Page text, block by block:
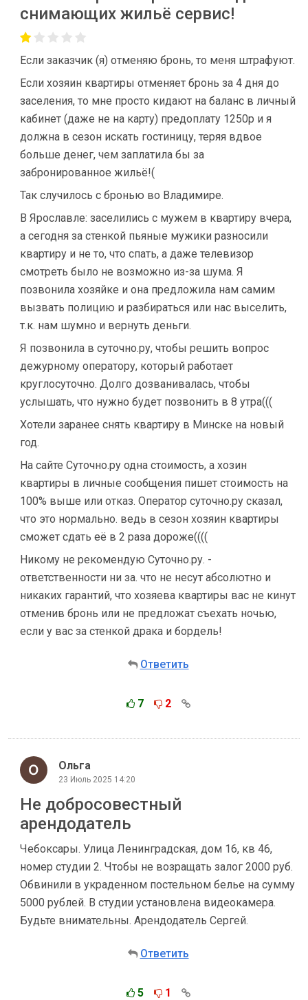
снимающих жильё сервис!
Если заказчик (я) отменяю бронь, то меня штрафуют.
Если хозяин квартиры отменяет бронь за 4 дня до
заселения, то мне просто кидают на баланс в личный
кабинет (даже не на карту) предоплату 1250р и я
должна в сезон искать гостиницу, теряя вдвое
больше денег, чем заплатила бы за
забронированное жильё!(
Так случилось с бронью во Владимире.
В Ярославле: заселились с мужем в квартиру вчера,
а сегодня за стенкой пьяные мужики разносили
квартиру и не то, что спать, а даже телевизор
смотреть было не возможно из-за шума. Я
позвонила хозяйке и она предложила нам самим
вызвать полицию и разбираться или нас выселить,
т.к. нам шумно и вернуть деньги.
Я позвонила в суточно.ру, чтобы решить вопрос
дежурному оператору, который работает
круглосуточно. Долго дозванивалась, чтобы
услышать, что нужно будет позвонить в 8 утра(((
Хотели заранее снять квартиру в Минске на новый
год.
На сайте Суточно.ру одна стоимость, а хозин
квартиры в личные сообщения пишет стоимость на
100% выше или отказ. Оператор суточно.ру сказал,
что это нормально. ведь в сезон хозяин квартиры
сможет сдать её в 2 раза дороже((((
Никому не рекомендую Суточно.ру. -
ответственности ни за. что не несут абсолютно и
никаких гарантий, что хозяева квартиры вас не кинут
отменив бронь или не предложат съехать ночью,
если у вас за стенкой драка и бордель!
Ответить
7 2
Ольга
23 Июль 2025 14:20
Не добросовестный
арендодатель
Чебоксары. Улица Ленинградская, дом 16, кв 46,
номер студии 2. Чтобы не возращать залог 2000 руб.
Обвинили в украденном постельном белье на сумму
5000 рублей. В студии установлена видеокамера.
Будьте внимательны. Арендодатель Сергей.
Ответить
5 1